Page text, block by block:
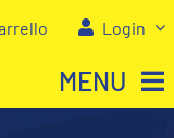
Login
MENU